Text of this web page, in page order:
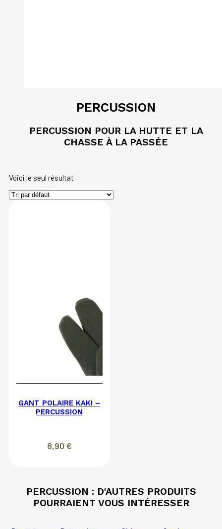
PERCUSSION
PERCUSSION POUR LA HUTTE ET LA
CHASSE À LA PASSÉE
Voici le seul résultat
GANT POLAIRE KAKI –
PERCUSSION
8,90 €
PERCUSSION : D'AUTRES PRODUITS
POURRAIENT VOUS INTÉRESSER